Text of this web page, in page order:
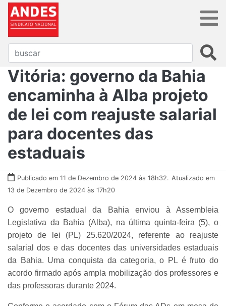
Vitória: governo da Bahia
encaminha à Alba projeto
de lei com reajuste salarial
para docentes das
estaduais
Publicado em 11 de Dezembro de 2024 às 18h32. Atualizado em
13 de Dezembro de 2024 às 17h20
O governo estadual da Bahia enviou à Assembleia
Legislativa da Bahia (Alba), na última quinta-feira (5), o
projeto de lei (PL) 25.620/2024, referente ao reajuste
salarial dos e das docentes das universidades estaduais
da Bahia. Uma conquista da categoria, o PL é fruto do
acordo firmado após ampla mobilização dos professores e
das professoras durante 2024.